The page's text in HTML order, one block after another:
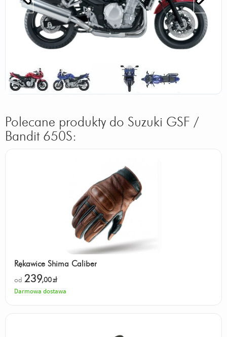
Polecane produkty do Suzuki GSF /
Bandit 650S:
Rękawice Shima Caliber
od 239,00zł
Darmowa dostawa